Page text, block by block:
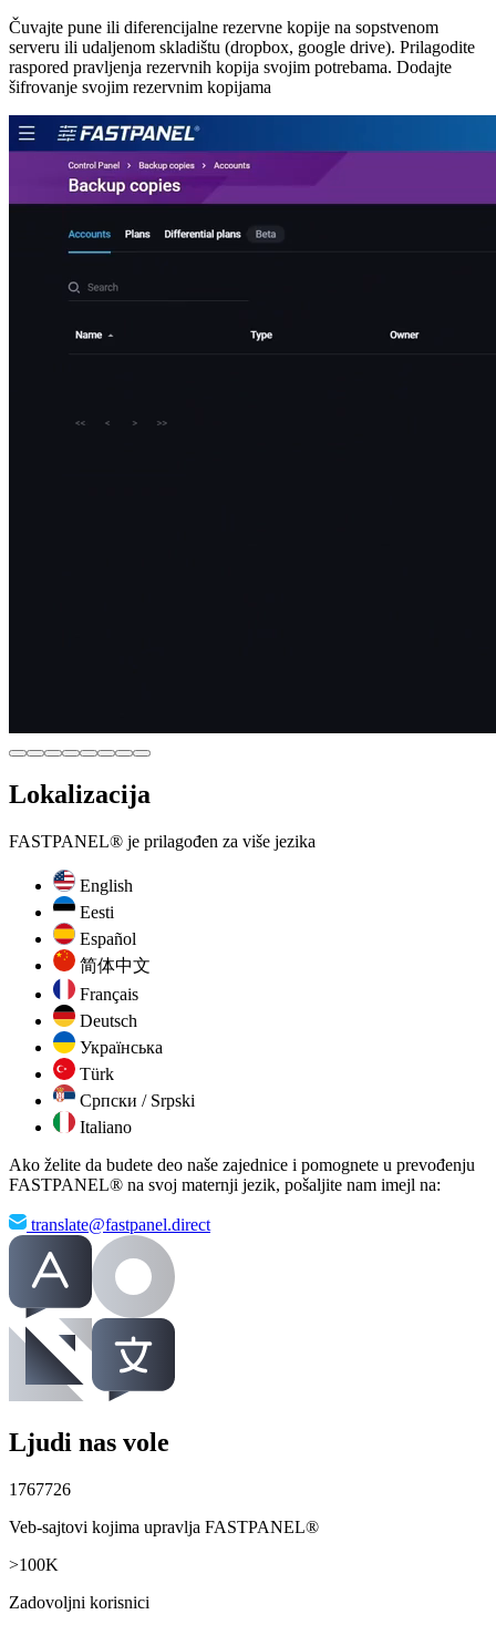
Čuvajte pune ili diferencijalne rezervne kopije na sopstvenom
serveru ili udaljenom skladištu (dropbox, google drive). Prilagodite
raspored pravljenja rezervnih kopija svojim potrebama. Dodajte
šifrovanje svojim rezervnim kopijama
Lokalizacija
FASTPANEL® je prilagođen za više jezika
English
Eesti
Español
简体中文
Français
Deutsch
Українська
Türk
Српски / Srpski
Italiano
Ako želite da budete deo naše zajednice i pomognete u prevođenju
FASTPANEL® na svoj maternji jezik, pošaljite nam imejl na:
translate@fastpanel.direct
Ljudi nas vole
1767726
Veb-sajtovi kojima upravlja FASTPANEL®
>100K
Zadovoljni korisnici